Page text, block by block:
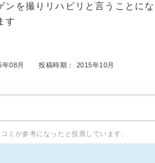
ンを撮りリハビリと言うことに
す
08月 投稿時期： 2015年10月
ミが参考になったと投票しています。